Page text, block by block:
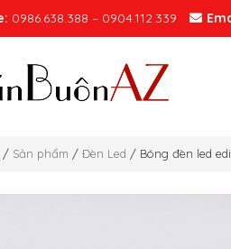
0986.638.388 – 0904.112.339
/ Sản phẩm / Đèn Led / Bóng đèn led